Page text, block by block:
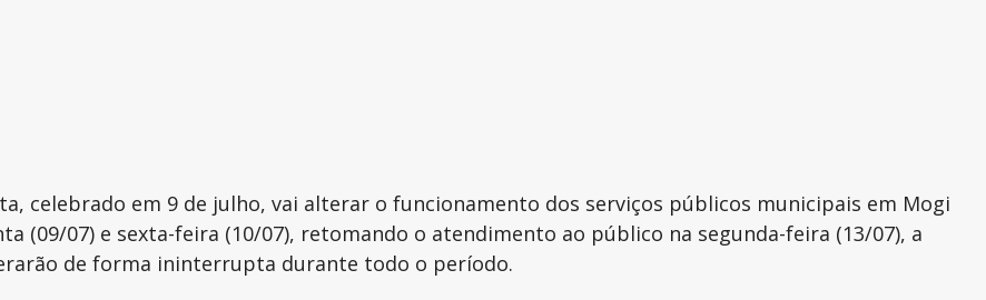
celebrado em 9 de julho, vai alterar o funcionamento dos serviços públicos municipais em Mogi
(09/07) e sexta-feira (10/07), retomando o atendimento ao público na segunda-feira (13/07), a
de forma ininterrupta durante todo o período.